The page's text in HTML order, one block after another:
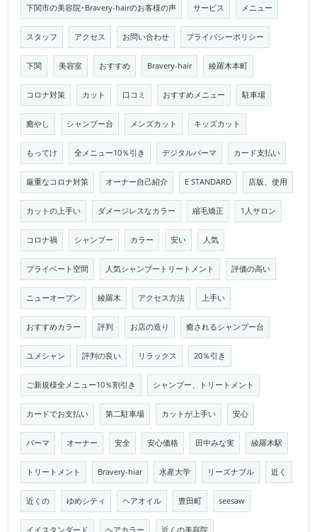
下関市の美容院･Bravery-hairのお客様の声 サービス メニュー
スタッフ アクセス お問い合わせ プライバシーポリシー
下関 美容室 おすすめ Bravery-hair 綾羅木本町
コロナ対策 カット 口コミ おすすめメニュー 駐車場
癒やし シャンプー台 メンズカット キッズカット
もってけ 全メニュー10％引き デジタルパーマ カード支払い
厳重なコロナ対策 オーナー自己紹介 E STANDARD 店版、使用
カットの上手い ダメージレスなカラー 縮毛矯正 1人サロン
コロナ禍 シャンプー カラー 安い 人気
プライベート空間 人気シャンプートリートメント 評価の高い
ニューオープン 綾羅木 アクセス方法 上手い
おすすめカラー 評判 お店の造り 癒されるシャンプー台
ユメシャン 評判の良い リラックス 20％引き
ご新規様全メニュー10％割引き シャンプー、トリートメント
カードでお支払い 第二駐車場 カットが上手い 安心
パーマ オーナー 安全 安心価格 田中みな実 綾羅木駅
トリートメント Bravery-hiar 水産大学 リーズナブル 近く
近くの ゆめシティ ヘアオイル 豊田町 seesaw
イイスタンダード ヘアカラー 近くの美容院